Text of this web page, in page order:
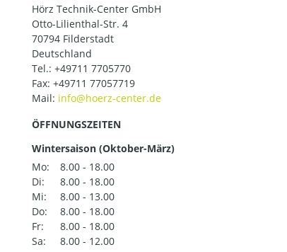
Hörz Technik-Center GmbH
Otto-Lilienthal-Str. 4
70794 Filderstadt
Deutschland
Tel.: +49711 7705770
Fax: +49711 77057719
Mail:
ÖFFNUNGSZEITEN
Wintersaison (Oktober-März)
Mo:
8.00 - 18.00
Di:
8.00 - 18.00
Mi:
8.00 - 13.00
Do:
8.00 - 18.00
Fr:
8.00 - 18.00
Sa:
8.00 - 12.00